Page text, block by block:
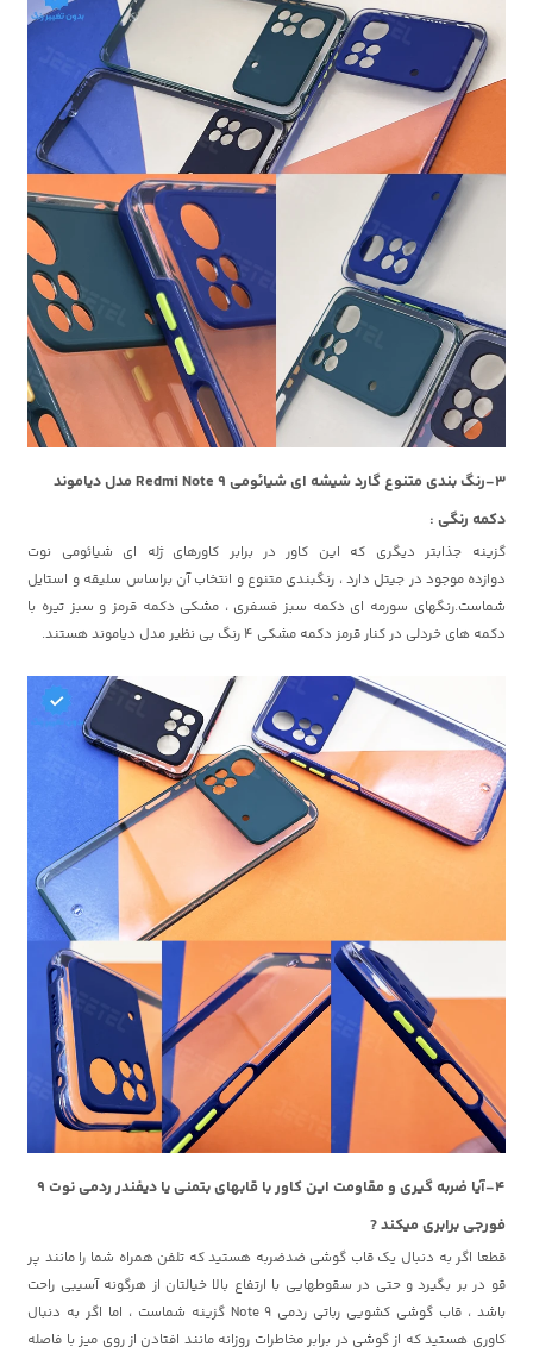
3-رنگ بندی متنوع گارد شیشه ای شیائومی Redmi Note 9 مدل دیاموند
دکمه رنگی :
گزینه جذابتر دیگری که این کاور در برابر کاورهای ژله ای شیائومی نوت
دوازده موجود در جیتل دارد ، رنگبندی متنوع و انتخاب آن براساس سلیقه و استایل
شماست.رنگهای سورمه ای دکمه سبز فسفری ، مشکی دکمه قرمز و سبز تیره با
دکمه های خردلی در کنار قرمز دکمه مشکی 4 رنگ بی نظیر مدل دیاموند هستند.
4-آیا ضربه گیری و مقاومت این کاور با قابهای بتمنی یا دیفندر ردمی نوت 9
فورجی برابری میکند ?
قطعا اگر به دنبال یک قاب گوشی ضدضربه هستید که تلفن همراه شما را مانند پر
قو در بر بگیرد و حتی در سقوطهایی با ارتفاع بالا خیالتان از هرگونه آسیبی راحت
باشد ، قاب گوشی کشویی رباتی ردمی Note 9 گزینه شماست ، اما اگر به دنبال
کاوری هستید که از گوشی در برابر مخاطرات روزانه مانند افتادن از روی میز با فاصله